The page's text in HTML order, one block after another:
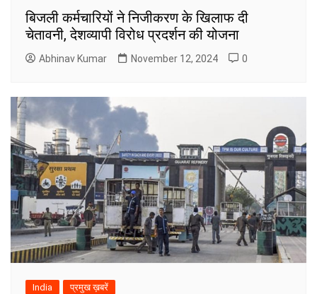
बिजली कर्मचारियों ने निजीकरण के खिलाफ दी
चेतावनी, देशव्यापी विरोध प्रदर्शन की योजना
Abhinav Kumar November 12, 2024 0
India प्रमुख ख़बरें